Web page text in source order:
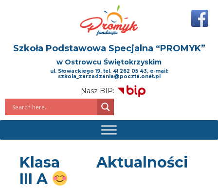
Szkoła Podstawowa Specjalna “PROMYK”
w Ostrowcu Świętokrzyskim
ul. Słowackiego 19, tel. 41 262 05 43, e-mail:
szkola_zarzadzania@poczta.onet.pl
Nasz BIP:
Klasa
III A
Aktualności